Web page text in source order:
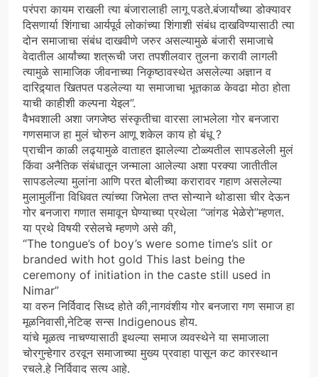
परंपरा कायम राखली त्या बंजारालाही लागू पडते.बंजार्यांच्या डोक्यावर
दिसणार्या शिंगाचा आर्यपूर्व लोकांच्या शिंगाशी संबंध दाखविण्यासाठी त्या
दोन समाजाचा संबंध दाखवीणे जरुर असल्यामुळे बंजारी समाजाचे
वेदातील आर्यांच्या शत्रूची जरा तपशीलवार तुलना करावी लागली
त्यामुळे सामाजिक जीवनाच्या निकृष्ठावस्थेत असलेल्या अज्ञान व
दारिद्र्यात खितपत पडलेल्या या समाजाचा भूतकाळ केवढा मोठा होता
याची काहीशी कल्पना येइल”.
वैभवशाली अशा जगजेष्ठ संस्कृतीचा वारसा लाभलेला गोर बनजारा
गणसमाज हा मुलं चोरुन आणू शकेल काय हो बंधू ?
प्राचीन काळी लढ्यामुळे वाताहत झालेल्या टोळ्यतील सापडलेली मुलं
किंवा अनैतिक संबंधातून जन्माला आलेल्या अशा परक्या जातीतील
सापडलेल्या मुलांना आणि परत बोलीच्या करारावर गहाण असलेल्या
मुलामुलींना विधिवत त्यांच्या जिभेला तप्त सोन्याने थोडासा चीर देऊन
गोर बनजारा गणात समावून घेण्याच्या प्रथेला “जांगड भेळेरो”म्हणत.
या प्रथे विषयी रसेलचे म्हणणे असे की,
“The tongue’s of boy’s were some time’s slit or
branded with hot gold This last being the
ceremony of initiation in the caste still used in
Nimar”
या वरुन निर्विवाद सिध्द होते की,नागवंशीय गोर बनजारा गण समाज हा
मूळनिवासी,नेटिव्ह सन्स Indigenous होय.
यांचे मूळत्व नाचण्यासाठी इथल्या समाज व्यवस्थेने या समाजाला
चोरगुन्हेगार ठरवून समाजाच्या मुख्य प्रवाहा पासून कट कारस्थान
रचले.हे निर्विवाद सत्य आहे.